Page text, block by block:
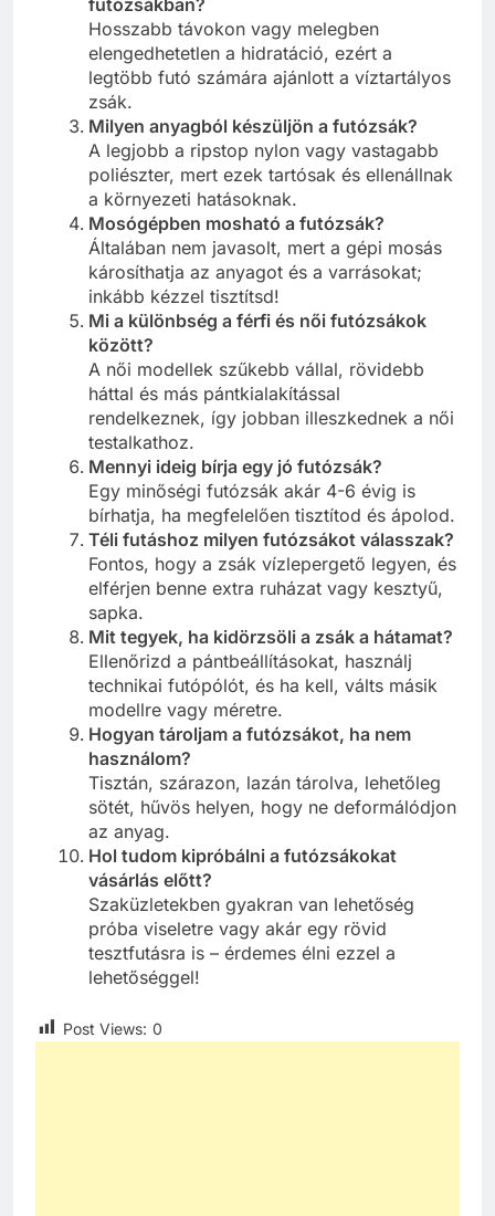
Hosszabb távokon vagy melegben
elengedhetetlen a hidratáció, ezért a
legtöbb futó számára ajánlott a víztartályos
zsák.
Milyen anyagból készüljön a futózsák?
A legjobb a ripstop nylon vagy vastagabb
poliészter, mert ezek tartósak és ellenállnak
a környezeti hatásoknak.
Mosógépben mosható a futózsák?
Általában nem javasolt, mert a gépi mosás
károsíthatja az anyagot és a varrásokat;
inkább kézzel tisztítsd!
Mi a különbség a férfi és női futózsákok
között?
A női modellek szűkebb vállal, rövidebb
háttal és más pántkialakítással
rendelkeznek, így jobban illeszkednek a női
testalkathoz.
Mennyi ideig bírja egy jó futózsák?
Egy minőségi futózsák akár 4-6 évig is
bírhatja, ha megfelelően tisztítod és ápolod.
Téli futáshoz milyen futózsákot válasszak?
Fontos, hogy a zsák vízlepergető legyen, és
elférjen benne extra ruházat vagy kesztyű,
sapka.
Mit tegyek, ha kidörzsöli a zsák a hátamat?
Ellenőrizd a pántbeállításokat, használj
technikai futópólót, és ha kell, válts másik
modellre vagy méretre.
Hogyan tároljam a futózsákot, ha nem
használom?
Tisztán, szárazon, lazán tárolva, lehetőleg
sötét, hűvös helyen, hogy ne deformálódjon
az anyag.
Hol tudom kipróbálni a futózsákokat
vásárlás előtt?
Szaküzletekben gyakran van lehetőség
próba viseletre vagy akár egy rövid
tesztfutásra is – érdemes élni ezzel a
lehetőséggel!
Post Views: 0